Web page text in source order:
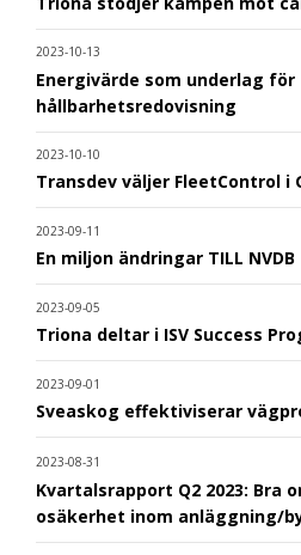
2023-10-13
Energivärde som underlag för
hållbarhetsredovisning
2023-10-10
Transdev väljer FleetControl i
2023-09-11
En miljon ändringar TILL NVDB
2023-09-05
Triona deltar i ISV Success
2023-09-01
Sveaskog effektiviserar
2023-08-31
Kvartalsrapport Q2 2023: Bra
osäkerhet inom anläggning/